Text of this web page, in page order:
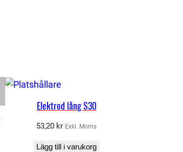
Elektrod lång S30
53,20 kr Exkl. Moms
Lägg till i varukorg